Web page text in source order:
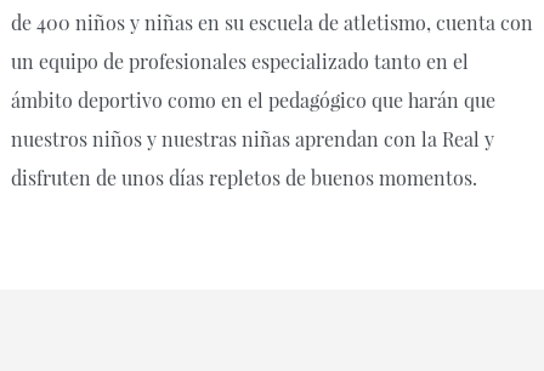
de 400 niños y niñas en su escuela de atletismo, cuenta con
un equipo de profesionales especializado tanto en el
ámbito deportivo como en el pedagógico que harán que
nuestros niños y nuestras niñas aprendan con la Real y
disfruten de unos días repletos de buenos momentos.